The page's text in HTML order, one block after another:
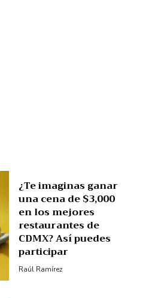
¿Te imaginas ganar
una cena de $3,000
en los mejores
restaurantes de
CDMX? Así puedes
participar
Raúl Ramírez